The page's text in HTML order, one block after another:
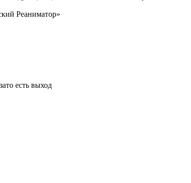
Реаниматор»
есть выход